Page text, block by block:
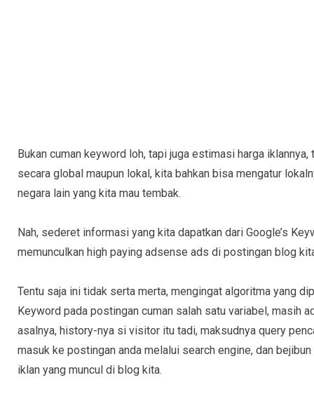
Bukan cuman keyword loh, tapi juga estimasi harga
secara global maupun lokal, kita bahkan bisa mengatur
negara lain yang kita mau tembak.
Nah, sederet informasi yang kita dapatkan dari Google’s
memunculkan high paying adsense ads di postingan blog
Tentu saja ini tidak serta merta, mengingat algoritma yang
Keyword pada postingan cuman salah satu variabel, masih
asalnya, history-nya si visitor itu tadi, maksudnya query
masuk ke postingan anda melalui search engine, dan
iklan yang muncul di blog kita.